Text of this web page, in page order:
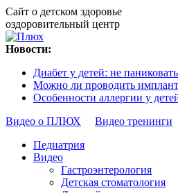
Сайт о детском здоровье
оздоровительный центр
Новости:
Диабет у детей: не паниковать
Можно ли проводить
Особенности аллергии у
Видео о ПЛЮХ
Видео тренинги
Педиатрия
Видео
Гастроэнтерология
Детская стоматология